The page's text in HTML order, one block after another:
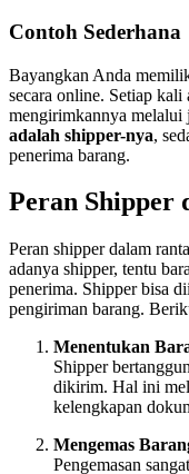
Contoh Sederhana
Bayangkan Anda
secara online. Setiap
mengirimkannya melalui
adalah shipper-nya,
penerima barang.
Peran Shipper
Peran shipper dalam
adanya shipper, tentu
penerima. Shipper bisa
pengiriman barang.
Menentukan
Shipper
dikirim. Hal ini
kelengkapan
Mengemas
Pengemasan